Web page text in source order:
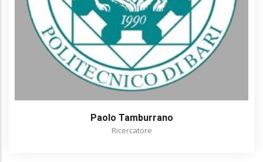
Paolo Tamburrano
Ricercatore